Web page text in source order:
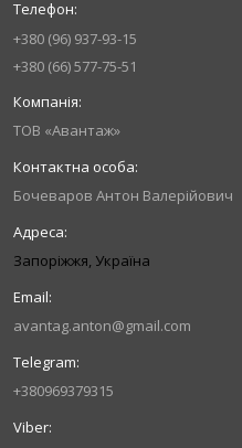
+380 (96) 937-93-15
+380 (66) 577-75-51
ТОВ «Авантаж»
Бочеваров Антон Валерійович
Запоріжжя, Україна
avantag.anton@gmail.com
+380969379315